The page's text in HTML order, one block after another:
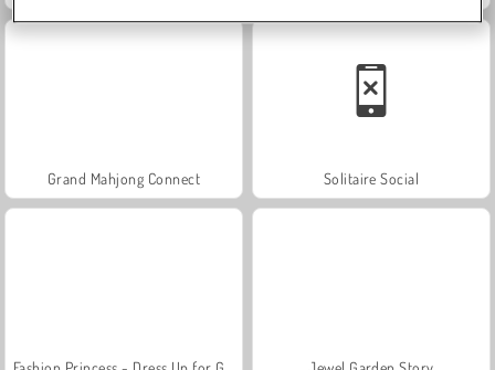
Grand Mahjong Connect Solitaire Social